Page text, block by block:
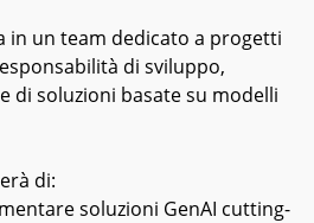
in un team dedicato a progetti
di sviluppo,
di soluzioni basate su modelli
di:
soluzioni GenAI cutting-